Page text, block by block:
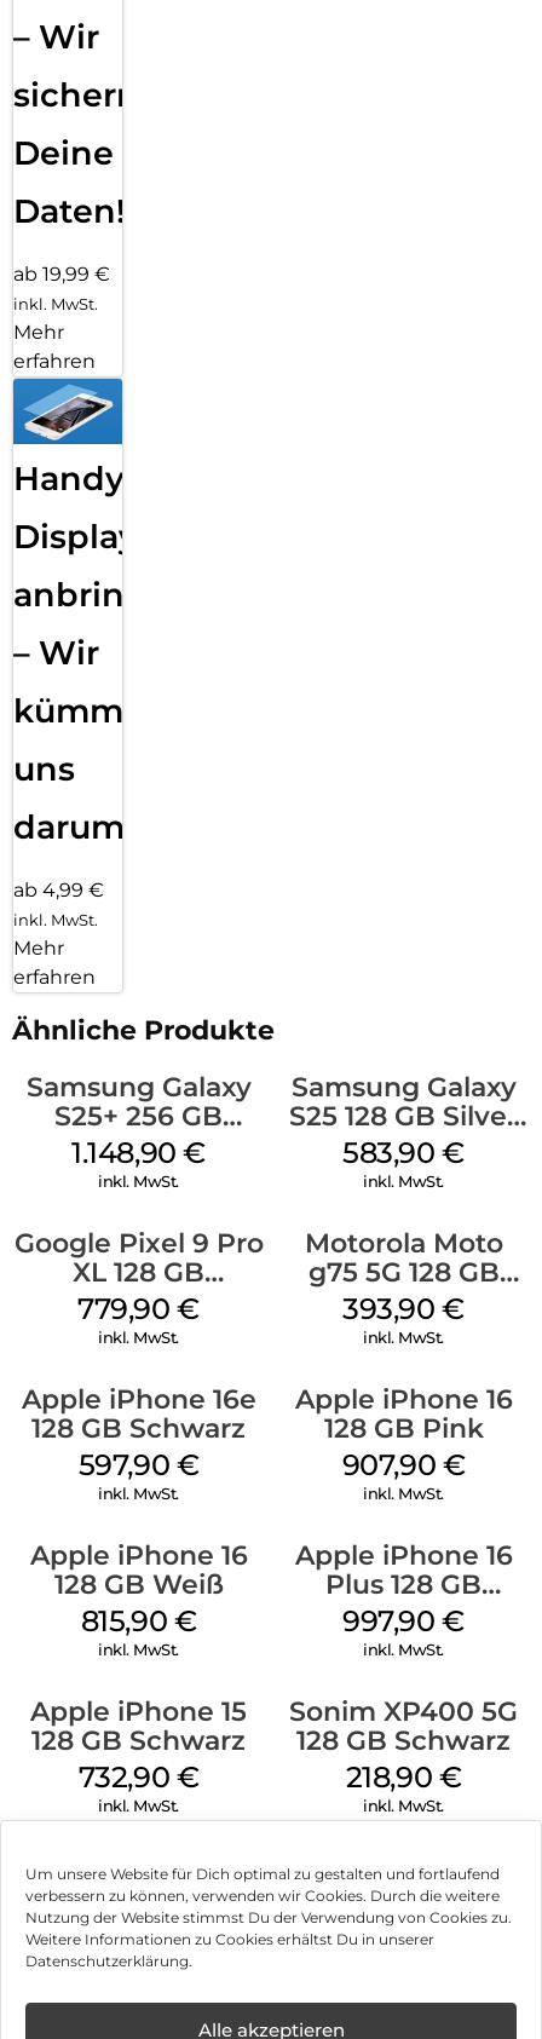
Um unsere Website für Dich optimal zu gestalten und fortlaufend
verbessern zu können, verwenden wir Cookies. Durch die weitere
Nutzung der Website stimmst Du der Verwendung von Cookies zu.
Weitere Informationen zu Cookies erhältst Du in unserer
Datenschutzerklärung.
Alle akzeptieren
– Wir
sichern
Deine
Daten!
ab 19,99 €
inkl. MwSt.
Mehr
erfahren
Handy
Displayfolie
anbringen
– Wir
kümmern
uns
darum!
ab 4,99 €
inkl. MwSt.
Mehr
erfahren
Ähnliche Produkte
Samsung Galaxy
S25+ 256 GB
Icyblue
1.148,90€
inkl. MwSt.
Samsung Galaxy
S25 128 GB Silver
Shadow
583,90€
inkl. MwSt.
Google Pixel 9 Pro
XL 128 GB
Obsidian
779,90€
inkl. MwSt.
Motorola Moto
g75 5G 128 GB
Charcoal Gray
393,90€
inkl. MwSt.
Apple iPhone 16e
128 GB Schwarz
597,90 €
inkl. MwSt.
Apple iPhone 16
128 GB Pink
907,90 €
inkl. MwSt.
Apple iPhone 16
128 GB Weiß
815,90 €
inkl. MwSt.
Apple iPhone 16
Plus 128 GB
Schwarz
997,90€
inkl. MwSt.
Apple iPhone 15
128 GB Schwarz
732,90 €
inkl. MwSt.
Sonim XP400 5G
128 GB Schwarz
218,90 €
inkl. MwSt.
Impressum